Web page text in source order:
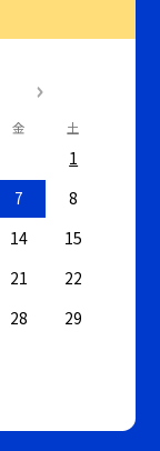
金 土
1
7
8
14
15
21
22
28
29